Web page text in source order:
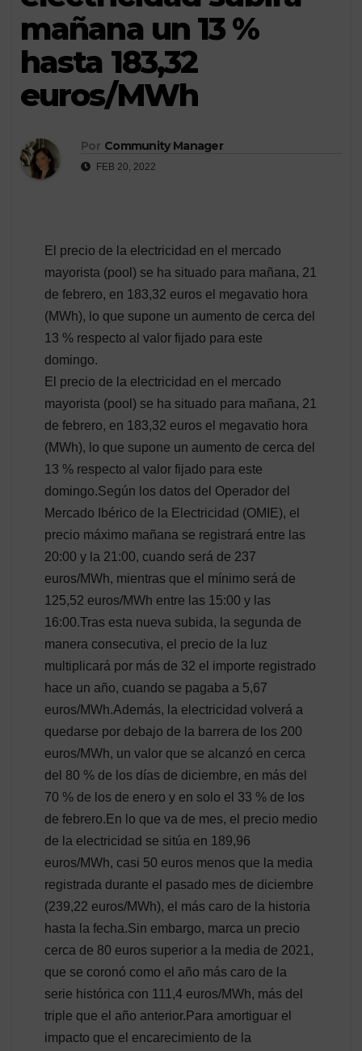
mañana un 13 %
hasta 183,32
euros/MWh
Por Community Manager
FEB 20, 2022
El precio de la electricidad en el mercado
mayorista (pool) se ha situado para mañana, 21
de febrero, en 183,32 euros el megavatio hora
(MWh), lo que supone un aumento de cerca del
13 % respecto al valor fijado para este
domingo.
El precio de la electricidad en el mercado
mayorista (pool) se ha situado para mañana, 21
de febrero, en 183,32 euros el megavatio hora
(MWh), lo que supone un aumento de cerca del
13 % respecto al valor fijado para este
domingo.Según los datos del Operador del
Mercado Ibérico de la Electricidad (OMIE), el
precio máximo mañana se registrará entre las
20:00 y la 21:00, cuando será de 237
euros/MWh, mientras que el mínimo será de
125,52 euros/MWh entre las 15:00 y las
16:00.Tras esta nueva subida, la segunda de
manera consecutiva, el precio de la luz
multiplicará por más de 32 el importe registrado
hace un año, cuando se pagaba a 5,67
euros/MWh.Además, la electricidad volverá a
quedarse por debajo de la barrera de los 200
euros/MWh, un valor que se alcanzó en cerca
del 80 % de los días de diciembre, en más del
70 % de los de enero y en solo el 33 % de los
de febrero.En lo que va de mes, el precio medio
de la electricidad se sitúa en 189,96
euros/MWh, casi 50 euros menos que la media
registrada durante el pasado mes de diciembre
(239,22 euros/MWh), el más caro de la historia
hasta la fecha.Sin embargo, marca un precio
cerca de 80 euros superior a la media de 2021,
que se coronó como el año más caro de la
serie histórica con 111,4 euros/MWh, más del
triple que el año anterior.Para amortiguar el
impacto que el encarecimiento de la